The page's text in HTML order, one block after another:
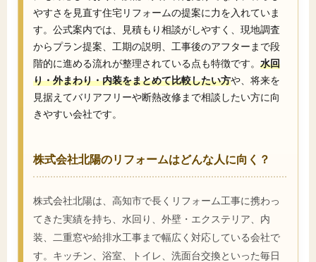
やすさを見直す住宅リフォームの提案に力を入れていま
す。公式案内では、見積もり相談がしやすく、現地調査
からプラン提案、工期の説明、工事後のアフターまで段
階的に進める流れが整理されている点も特徴です。 水回
り・外まわり・内装をまとめて比較したい方や、将来を
見据えてバリアフリーや断熱改修まで相談したい方に向
きやすい会社です。
株式会社北陽のリフォームはどんな人に向く？
株式会社北陽は、高知市で長くリフォーム工事に携わっ
てきた実績を持ち、水回り、外壁・エクステリア、内
装、二重窓や給排水工事まで幅広く対応している会社で
す。キッチン、浴室、トイレ、洗面台交換といった毎日